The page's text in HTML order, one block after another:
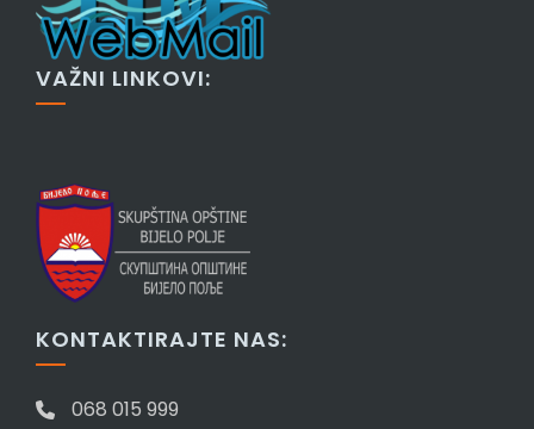
VAŽNI LINKOVI:
KONTAKTIRAJTE NAS:
068 015 999